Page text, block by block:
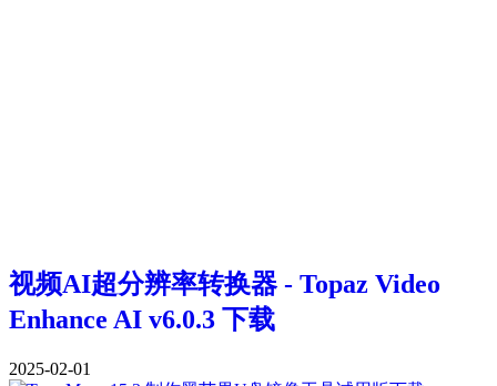
视频AI超分辨率转换器 - Topaz Video
Enhance AI v6.0.3 下载
2025-02-01